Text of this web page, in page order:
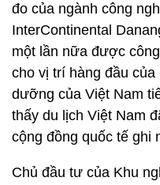
đo của ngành công
InterContinental
một lần nữa được
cho vị trí hàng đầu
dưỡng của Việt Nam
thấy du lịch Việt Nam
cộng đồng quốc tế ghi
Chủ đầu tư của Khu